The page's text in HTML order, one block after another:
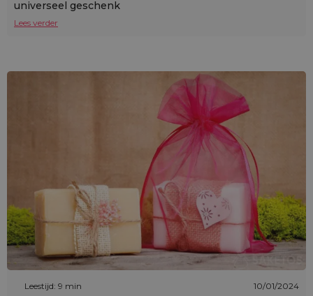
universeel geschenk
Lees verder
Leestijd: 9 min 10/01/2024